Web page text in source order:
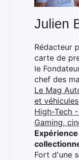
Julien
Rédacteur
carte de
le
chef des
Le Mag
et
High-Tech
Gaming,
Fort d'une